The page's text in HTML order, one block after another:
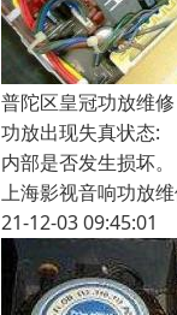
普陀区皇冠功放维
功放出现失真状态:
内部是否发生损坏
上海影视音响功放
21-12-03 09:45:01